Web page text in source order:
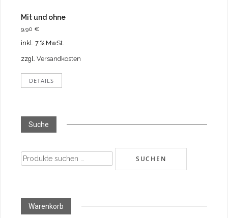
Mit und ohne
9,90 €
inkl. 7 % MwSt.
zzgl. Versandkosten
DETAILS
Suche
Suchen
nach:
SUCHEN
Warenkorb